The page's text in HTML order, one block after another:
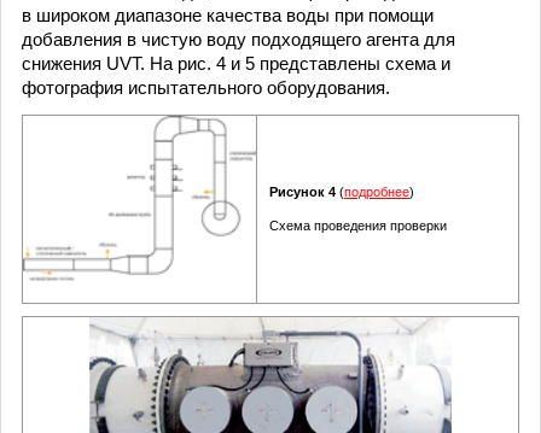
в широком диапазоне качества воды при помощи
добавления в чистую воду подходящего агента для
снижения UVT. На рис. 4 и 5 представлены схема и
фотография испытательного оборудования.
Рисунок 4 (подробнее)
Схема проведения проверки